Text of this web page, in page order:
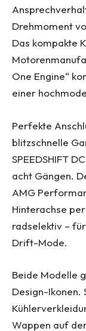
Drehmoment
Das kompakte
One Engine“
einer
Perfekte
blitzschnelle
SPEEDSHIFT
acht Gängen.
AMG
Hinterachse
radselektiv –
Drift-Mode.
Beide Modelle
Design-Ikonen.
Wappen auf